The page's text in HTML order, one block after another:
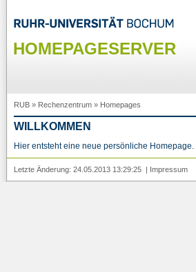
HOMEPAGESERVER
RUB » Rechenzentrum » Homepages
WILLKOMMEN
Hier entsteht eine neue persönliche Homepage.
Letzte Änderung: 24.05.2013 13:29:25 | Impressum